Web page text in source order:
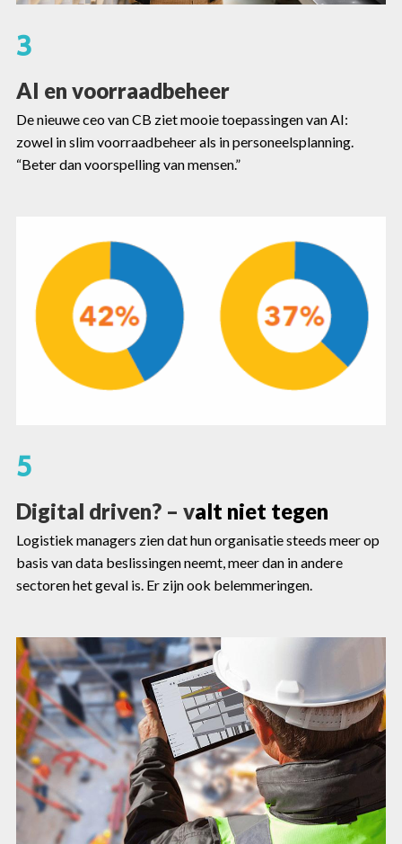
3
AI en voorraadbeheer
De nieuwe ceo van CB ziet mooie toepassingen van AI:
zowel in slim voorraadbeheer als in personeelsplanning.
“Beter dan voorspelling van mensen.”
5
Digital driven? – valt niet tegen
Logistiek managers zien dat hun organisatie steeds meer op
basis van data beslissingen neemt, meer dan in andere
sectoren het geval is. Er zijn ook belemmeringen.